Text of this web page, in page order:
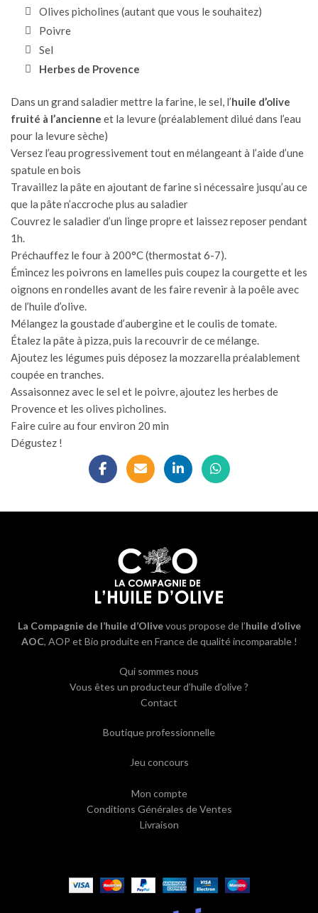
Olives picholines (autant que vous le souhaitez)
Poivre
Sel
Herbes de Provence
Dans un grand saladier mettre la farine, le sel, l’huile d’olive
fruité à l’ancienne et la levure (préalablement dilué dans l’eau
pour la levure sèche)
Versez l’eau progressivement tout en mélangeant à l’aide d’une
spatule en bois
Travaillez la pâte en ajoutant de farine si nécessaire jusqu’au ce
que la pâte n’accroche plus au saladier
Couvrez le saladier d’un linge propre et laissez reposer pendant
1h.
Préchauffez le four à 200°C (thermostat 6-7).
Émincez les poivrons en lamelles puis coupez la courgette et les
oignons en rondelles avant de les faire revenir à la poêle avec
de l’huile d’olive.
Mélangez la goustade d’aubergine et le coulis de tomate.
Étalez la pâte à pizza, puis la recouvrir de ce mélange.
Ajoutez les légumes puis déposez la mozzarella préalablement
coupée en tranches.
Assaisonnez avec le sel et le poivre, ajoutez les herbes de
Provence et les olives picholines.
Faire cuire au four environ 20 min
Dégustez !
La Compagnie de l’huile d’Olivevous propose de l’huile d’olive
AOC, AOP et Bio produite en France de qualité incomparable !
Qui sommes nous
Vous êtes un producteur d’huile d’olive ?
Contact
Boutique professionnelle
Jeu concours
Mon compte
Conditions Générales de Ventes
Livraison